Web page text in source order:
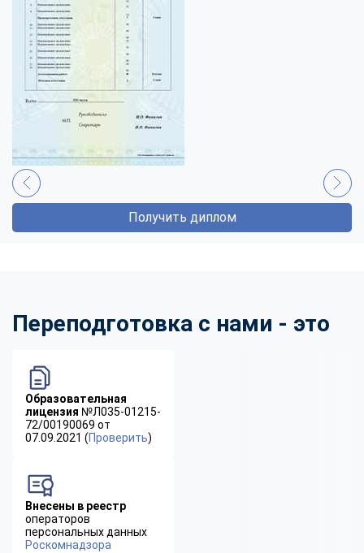
Получить диплом
Переподготовка с нами - это
Образовательная
лицензия №Л035-01215-
72/00190069 от
07.09.2021 (Проверить)
Внесены в реестр
операторов
персональных данных
Роскомнадзора